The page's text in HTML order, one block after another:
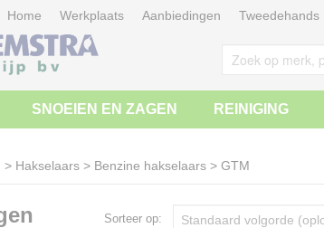
Home Werkplaats Aanbiedingen Tweedehands
SNOEIEN EN ZAGEN REINIGING
> Hakselaars > Benzine hakselaars > GTM
Sorteer op: